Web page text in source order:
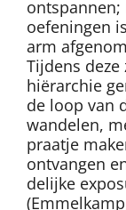
oefeningen
arm
Tijdens
hiërarchie
de loop van
wandelen,
praatje
ontvangen
delijke